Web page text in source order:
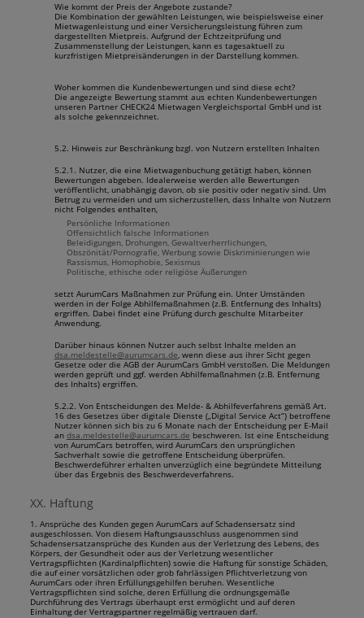
Wie kommt der Preis der Angebote zustande?
Die Kombination der gewählten Leistungen, wie beispielsweise einer
Mietwagenleistung und einer Versicherungsleistung führen zum
dargestellten Mietpreis. Aufgrund der Echtzeitprüfung und
Zusammenstellung der Leistungen, kann es tagesaktuell zu
kurzfristigen Mietpreisänderungen in der Darstellung kommen.
Woher kommen die Kundenbewertungen und sind diese echt?
Die angezeigte Bewertung stammt aus echten Kundenbewertungen
unseren Partner CHECK24 Mietwagen Vergleichsportal GmbH und ist
als solche gekennzeichnet.
5.2. Hinweis zur Beschränkung bzgl. von Nutzern erstellten Inhalten
5.2.1. Nutzer, die eine Mietwagenbuchung getätigt haben, können
Bewertungen abgeben. Idealerweise werden alle Bewertungen
veröffentlicht, unabhängig davon, ob sie positiv oder negativ sind. Um
Betrug zu vermeiden und um sicherzustellen, dass Inhalte von Nutzern
nicht Folgendes enthalten,
Persönliche Informationen
Offensichtlich falsche Informationen
Beleidigungen, Drohungen, Gewaltverherrlichungen,
Obszönität/Pornografie, Werbung sowie Diskriminierungen wie
Rassismus, Homophobie, Sexismus
Politische, ethische oder religiöse Äußerungen
setzt AurumCars Maßnahmen zur Prüfung ein. Unter Umständen
werden in der Folge Abhilfemaßnahmen (z.B. Entfernung des Inhalts)
ergriffen. Dabei findet eine Prüfung durch geschulte Mitarbeiter
Anwendung.
Darüber hinaus können Nutzer auch selbst Inhalte melden an
dsa.meldestelle@aurumcars.de, wenn diese aus ihrer Sicht gegen
Gesetze oder die AGB der AurumCars GmbH verstoßen. Die Meldungen
werden geprüft und ggf. werden Abhilfemaßnahmen (z.B. Entfernung
des Inhalts) ergriffen.
5.2.2. Von Entscheidungen des Melde- & Abhilfeverfahrens gemäß Art.
16 des Gesetzes über digitale Dienste („Digital Service Act“) betroffene
Nutzer können sich bis zu 6 Monate nach der Entscheidung per E-Mail
an dsa.meldestelle@aurumcars.de beschweren. Ist eine Entscheidung
von AurumCars betroffen, wird AurumCars den ursprünglichen
Sachverhalt sowie die getroffene Entscheidung überprüfen.
Beschwerdeführer erhalten unverzüglich eine begründete Mitteilung
über das Ergebnis des Beschwerdeverfahrens.
XX. Haftung
1. Ansprüche des Kunden gegen AurumCars auf Schadensersatz sind
ausgeschlossen. Von diesem Haftungsausschluss ausgenommen sind
Schadensersatzansprüche des Kunden aus der Verletzung des Lebens, des
Körpers, der Gesundheit oder aus der Verletzung wesentlicher
Vertragspflichten (Kardinalpflichten) sowie die Haftung für sonstige Schäden,
die auf einer vorsätzlichen oder grob fahrlässigen Pflichtverletzung von
AurumCars oder ihren Erfüllungsgehilfen beruhen. Wesentliche
Vertragspflichten sind solche, deren Erfüllung die ordnungsgemäße
Durchführung des Vertrags überhaupt erst ermöglicht und auf deren
Einhaltung der Vertragspartner regelmäßig vertrauen darf.